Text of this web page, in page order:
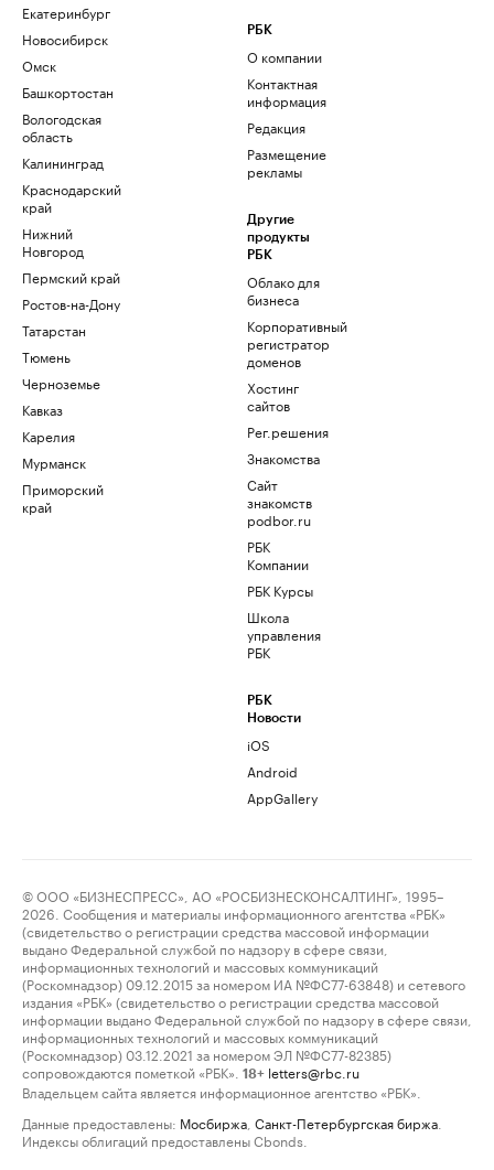
Екатеринбург
Новосибирск
Омск
Башкортостан
Вологодская
область
Калининград
Краснодарский
край
Нижний
Новгород
Пермский край
Ростов-на-Дону
Татарстан
Тюмень
Черноземье
Кавказ
Карелия
Мурманск
Приморский
край
РБК
О компании
Контактная
информация
Редакция
Размещение
рекламы
Другие
продукты
РБК
Облако для
бизнеса
Корпоративный
регистратор
доменов
Хостинг
сайтов
Рег.решения
Знакомства
Сайт
знакомств
podbor.ru
РБК
Компании
РБК Курсы
Школа
управления
РБК
РБК
Новости
iOS
Android
AppGallery
© ООО «БИЗНЕСПРЕСС», АО «РОСБИЗНЕСКОНСАЛТИНГ», 1995–
2026. Сообщения и материалы информационного агентства «РБК»
(свидетельство о регистрации средства массовой информации
выдано Федеральной службой по надзору в сфере связи,
информационных технологий и массовых коммуникаций
(Роскомнадзор) 09.12.2015 за номером ИА №ФС77-63848) и сетевого
издания «РБК» (свидетельство о регистрации средства массовой
информации выдано Федеральной службой по надзору в сфере связи,
информационных технологий и массовых коммуникаций
(Роскомнадзор) 03.12.2021 за номером ЭЛ №ФС77-82385)
сопровождаются пометкой «РБК».
18+ letters@rbc.ru
Владельцем сайта является информационное агентство «РБК».
Данные предоставлены: Мосбиржа Санкт-Петербургская биржа
Индексы облигаций предоставлены Cbonds.